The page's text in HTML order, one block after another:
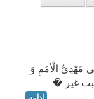
مَهْدِيِّ الْأمَمِ وَ
غیر �